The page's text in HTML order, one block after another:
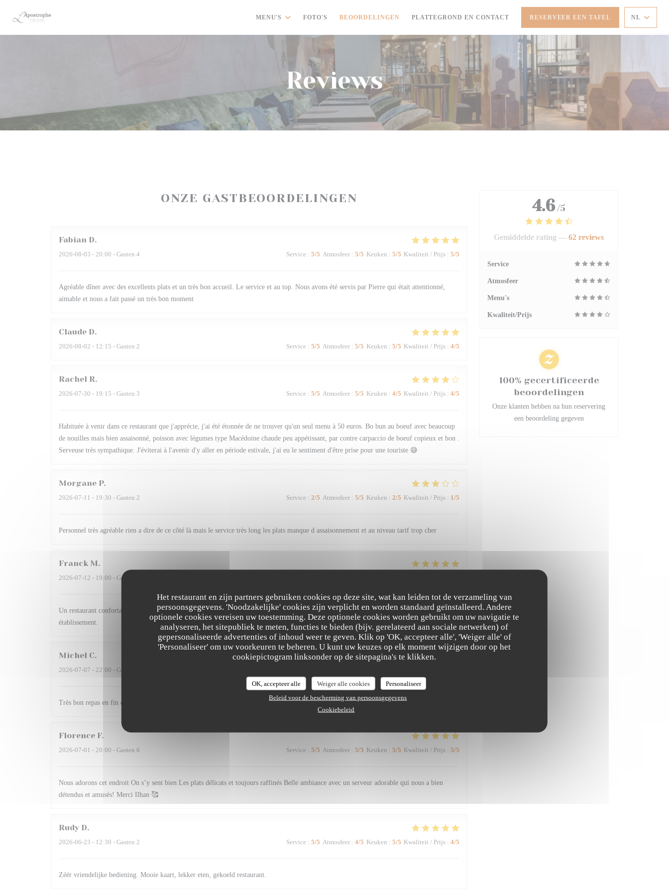
Het restaurant en zijn partners gebruiken cookies op deze site, wat kan leiden tot de verzameling van
persoonsgegevens. 'Noodzakelijke' cookies zijn verplicht en worden standaard geïnstalleerd. Andere
optionele cookies vereisen uw toestemming. Deze optionele cookies worden gebruikt om uw navigatie te
analyseren, het sitepubliek te meten, functies te bieden (bijv. gerelateerd aan sociale netwerken) of
gepersonaliseerde advertenties of inhoud weer te geven. Klik op 'OK, accepteer alle', 'Weiger alle' of
'Personaliseer' om uw voorkeuren te beheren. U kunt uw keuzes op elk moment wijzigen door op het
cookiepictogram linksonder op de sitepagina's te klikken.
OK, accepteer alle Weiger alle cookies
Personaliseer
Beleid voor de bescherming van persoonsgegevens
Cookiebeleid
MENU'S FOTO'S BEOORDELINGEN PLATTEGROND EN CONTACT RESERVEER EEN TAFEL NL
Reviews
ONZE GASTBEOORDELINGEN
Fabian D
2026-08-03 - 20:00 - Gasten 4 Service : 5/5 Atmosfeer : 5/5 Keuken : 5/5 Kwaliteit / Prijs : 5/5
Agréable dîner avec des excellents plats et un très bon accueil. Le service et au top. Nous avons été servis par Pierre qui était attentionné,
aimable et nous a fait passé un très bon moment
Claude D
2026-08-02 - 12:15 - Gasten 2 Service : 5/5 Atmosfeer : 5/5 Keuken : 5/5 Kwaliteit / Prijs : 4/5
Rachel R
2026-07-30 - 19:15 - Gasten 3 Service : 5/5 Atmosfeer : 5/5 Keuken : 4/5 Kwaliteit / Prijs : 4/5
Habituée à venir dans ce restaurant que j'apprécie, j'ai été étonnée de ne trouver qu'un seul menu à 50 euros. Bo bun au boeuf avec beaucoup
de nouilles mais bien assaisonné, poisson avec légumes type Macédoine chaude peu appétissant, par contre carpaccio de boeuf copieux et bon .
Serveuse très sympathique. J'éviterai à l'avenir d'y aller en période estivale, j'ai eu le sentiment d'être prise pour une touriste 😅
Morgane P
2026-07-11 - 19:30 - Gasten 2 Service : 2/5 Atmosfeer : 5/5 Keuken : 2/5 Kwaliteit / Prijs : 1/5
Personnel très agréable rien a dire de ce côté là mais le service très long les plats manque d assaisonnement et au niveau tarif trop cher
Franck M
2026-07-12 - 19:00 - Gasten 6
Un restaurant confortable, une cuisine de qualité et un personnel sympathique et souriant, nous passons toujours un très bon moment dans cet
établissement.
Michel C
2026-07-07 - 22:00 - Gasten 2
Très bon repas en fin de soirée sur la terrasse et surtout merci pour l'accueil chaleureux de la serveuse et du serveur !
Florence F
2026-07-01 - 20:00 - Gasten 6 Service : 5/5 Atmosfeer : 5/5 Keuken : 5/5 Kwaliteit / Prijs : 5/5
Nous adorons cet endroit On s’y sent bien Les plats délicats et toujours raffinés Belle ambiance avec un serveur adorable qui nous a bien
détendus et amusés! Merci Ilhan 🥰
Rudy D
2026-06-23 - 12:30 - Gasten 2 Service : 5/5 Atmosfeer : 4/5 Keuken : 5/5 Kwaliteit / Prijs : 4/5
Zéér vriendelijke bediening. Mooie kaart, lekker eten, gekoeld restaurant.
4.6 /5
Gemiddelde rating — 62 reviews
Service
Atmosfeer
Menu's
Kwaliteit/Prijs
100% gecertificeerde
beoordelingen
Onze klanten hebben na hun reservering
een beoordeling gegeven